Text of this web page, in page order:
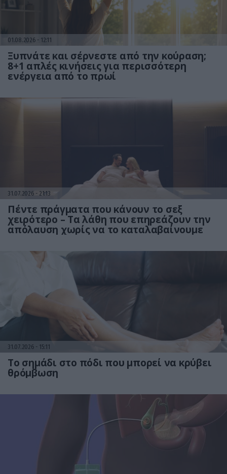
01.08.2026 12:11
Ξυπνάτε και σέρνεστε από την κούραση;
8+1 απλές κινήσεις για περισσότερη
ενέργεια από το πρωί
31.07.2026 21:13
Πέντε πράγματα που κάνουν το σεξ
χειρότερο – Τα λάθη που επηρεάζουν την
απόλαυση χωρίς να το καταλαβαίνουμε
31.07.2026 15:11
Το σημάδι στο πόδι που μπορεί να κρύβει
θρόμβωση